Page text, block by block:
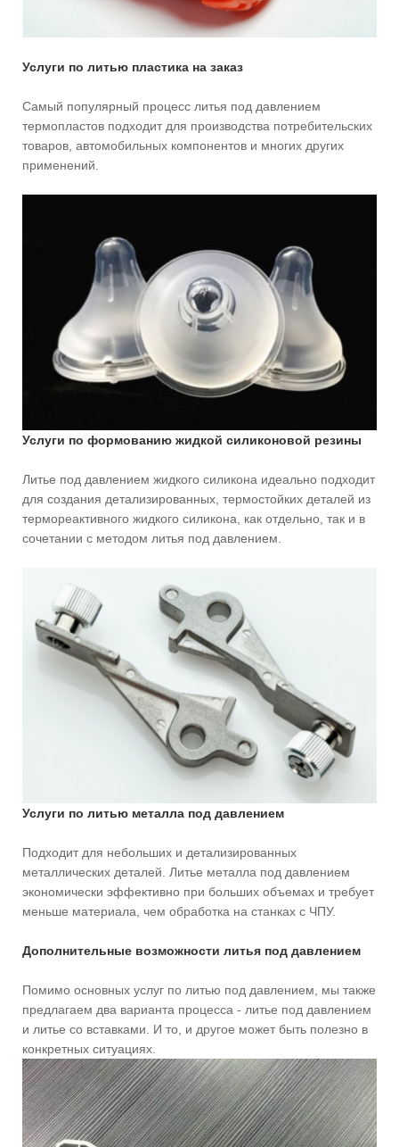
Услуги по литью пластика на заказ
Самый популярный процесс литья под давлением
термопластов подходит для производства потребительских
товаров, автомобильных компонентов и многих других
применений.
Услуги по формованию жидкой силиконовой резины
Литье под давлением жидкого силикона идеально подходит
для создания детализированных, термостойких деталей из
термореактивного жидкого силикона, как отдельно, так и в
сочетании с методом литья под давлением.
Услуги по литью металла под давлением
Подходит для небольших и детализированных
металлических деталей. Литье металла под давлением
экономически эффективно при больших объемах и требует
меньше материала, чем обработка на станках с ЧПУ.
Дополнительные возможности литья под давлением
Помимо основных услуг по литью под давлением, мы также
предлагаем два варианта процесса - литье под давлением
и литье со вставками. И то, и другое может быть полезно в
конкретных ситуациях.